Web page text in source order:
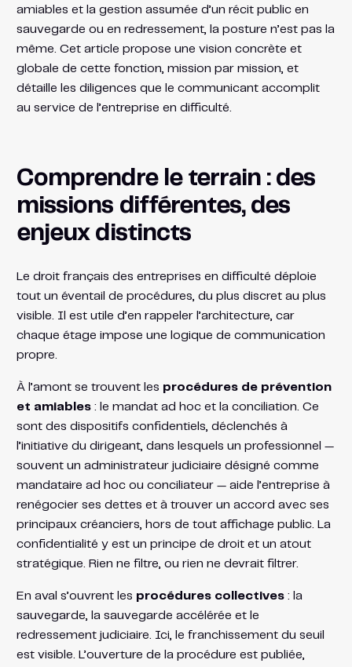
amiables et la gestion assumée d’un récit public en
sauvegarde ou en redressement, la posture n’est pas la
même. Cet article propose une vision concrète et
globale de cette fonction, mission par mission, et
détaille les diligences que le communicant accomplit
au service de l’entreprise en difficulté.
Comprendre le terrain : des
missions différentes, des
enjeux distincts
Le droit français des entreprises en difficulté déploie
tout un éventail de procédures, du plus discret au plus
visible. Il est utile d’en rappeler l’architecture, car
chaque étage impose une logique de communication
propre.
À l’amont se trouvent les procédures de prévention
et amiables: le mandat ad hoc et la conciliation. Ce
sont des dispositifs confidentiels, déclenchés à
l’initiative du dirigeant, dans lesquels un professionnel —
souvent un administrateur judiciaire désigné comme
mandataire ad hoc ou conciliateur — aide l’entreprise à
renégocier ses dettes et à trouver un accord avec ses
principaux créanciers, hors de tout affichage public. La
confidentialité y est un principe de droit et un atout
stratégique. Rien ne filtre, ou rien ne devrait filtrer.
En aval s’ouvrent les procédures collectives: la
sauvegarde, la sauvegarde accélérée et le
redressement judiciaire. Ici, le franchissement du seuil
est visible. L’ouverture de la procédure est publiée,